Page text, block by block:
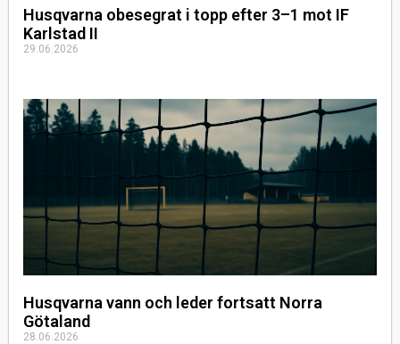
Husqvarna obesegrat i topp efter 3–1 mot IF
Karlstad II
29.06.2026
Husqvarna vann och leder fortsatt Norra
Götaland
28.06.2026